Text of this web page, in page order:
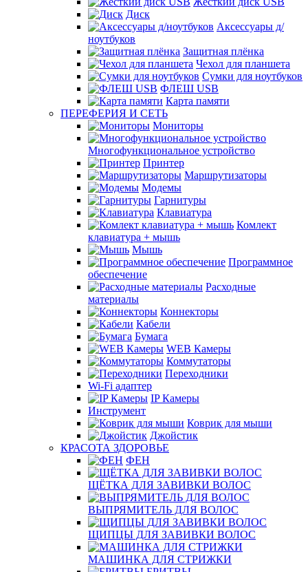
Диск
Аксессуары д/
ноутбуков
Защитная плёнка
Чехол для планшета
Сумки для ноутбуков
ФЛЕШ USB
Карта памяти
ПЕРЕФЕРИЯ И СЕТЬ
Мониторы
Многофункциональное устройство
Принтер
Маршрутизаторы
Модемы
Гарнитуры
Клавиатура
Комлект
клавиатура + мышь
Мышь
Программное
обеспечение
Расходные
материалы
Коннекторы
Кабели
Бумага
WEB Камеры
Коммутаторы
Переходники
Wi-Fi адаптер
IP Камеры
Инструмент
Коврик для мыши
Джойстик
КРАСОТА ЗДОРОВЬЕ
ФЕН
ЩЁТКА ДЛЯ ЗАВИВКИ ВОЛОС
ВЫПРЯМИТЕЛЬ ДЛЯ ВОЛОС
ЩИПЦЫ ДЛЯ ЗАВИВКИ ВОЛОС
МАШИНКА ДЛЯ СТРИЖКИ